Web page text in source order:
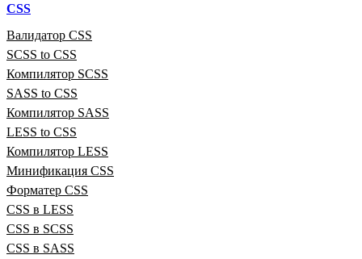
CSS
Валидатор CSS
SCSS to CSS
Компилятор SCSS
SASS to CSS
Компилятор SASS
LESS to CSS
Компилятор LESS
Минификация CSS
Форматер CSS
CSS в LESS
CSS в SCSS
CSS в SASS